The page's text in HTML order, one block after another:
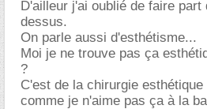
D'ailleur j'ai oublié de faire part
dessus.
On parle aussi d'esthétisme...
Moi je ne trouve pas ça
?
C'est de la chirurgie
comme je n'aime pas ça à la